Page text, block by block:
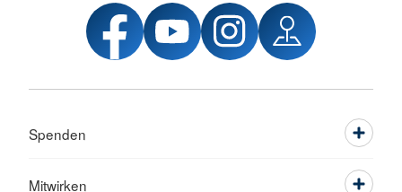
Spenden
Mitwirken